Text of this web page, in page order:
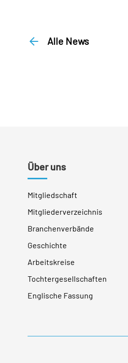
Alle News
Über uns
Mitgliedschaft
Mitgliederverzeichnis
Branchenverbände
Geschichte
Arbeitskreise
Tochtergesellschaften
Englische Fassung